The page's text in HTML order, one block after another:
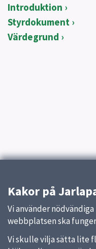
Introduktion
Styrdokument
Värdegrund
Kakor på
Vi använder
webbplatsen ska
Vi skulle vilja sätta lite